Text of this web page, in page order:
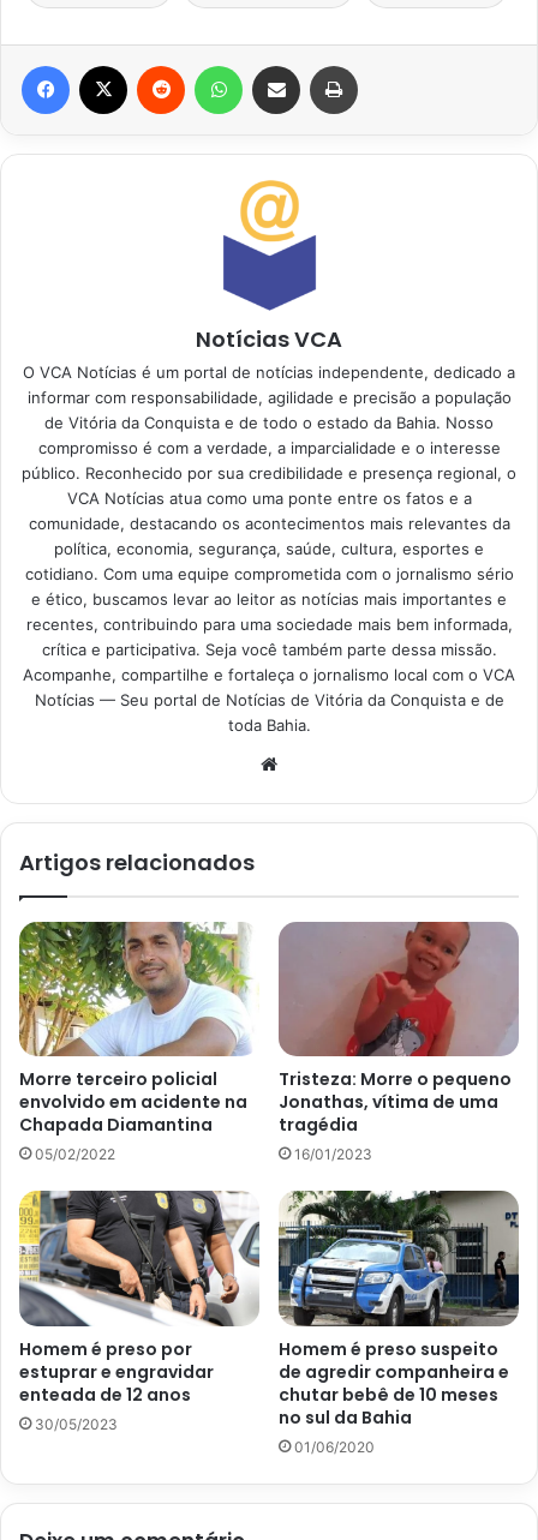
Facebook Reddit WhatsAppCompartilhar via e-mail
Notícias VCA
O VCA Notícias é um portal de notícias independente, dedicado a
informar com responsabilidade, agilidade e precisão a população
de Vitória da Conquista e de todo o estado da Bahia. Nosso
compromisso é com a verdade, a imparcialidade e o interesse
público. Reconhecido por sua credibilidade e presença regional, o
VCA Notícias atua como uma ponte entre os fatos e a
comunidade, destacando os acontecimentos mais relevantes da
política, economia, segurança, saúde, cultura, esportes e
cotidiano. Com uma equipe comprometida com o jornalismo sério
e ético, buscamos levar ao leitor as notícias mais importantes e
recentes, contribuindo para uma sociedade mais bem informada,
crítica e participativa. Seja você também parte dessa missão.
Acompanhe, compartilhe e fortaleça o jornalismo local com o VCA
Notícias — Seu portal de Notícias de Vitória da Conquista e de
toda Bahia.
Artigos relacionados
Morre terceiro policial
envolvido em acidente na
Chapada Diamantina
05/02/2022
Tristeza: Morre o pequeno
Jonathas, vítima de uma
tragédia
16/01/2023
Homem é preso por
estuprar e engravidar
enteada de 12 anos
30/05/2023
Homem é preso suspeito
de agredir companheira e
chutar bebê de 10 meses
no sul da Bahia
01/06/2020